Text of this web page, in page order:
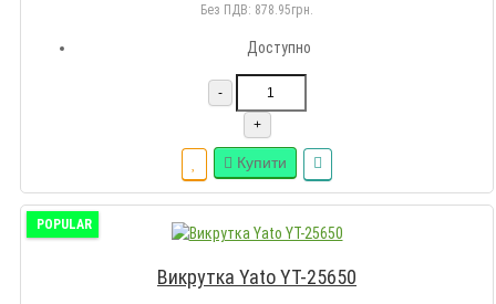
Без ПДВ: 878.95грн.
Доступно
-
+
Купити
POPULAR
Викрутка Yato YT-25650